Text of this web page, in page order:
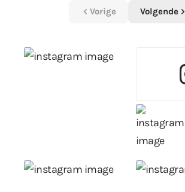
Vorige Volgende